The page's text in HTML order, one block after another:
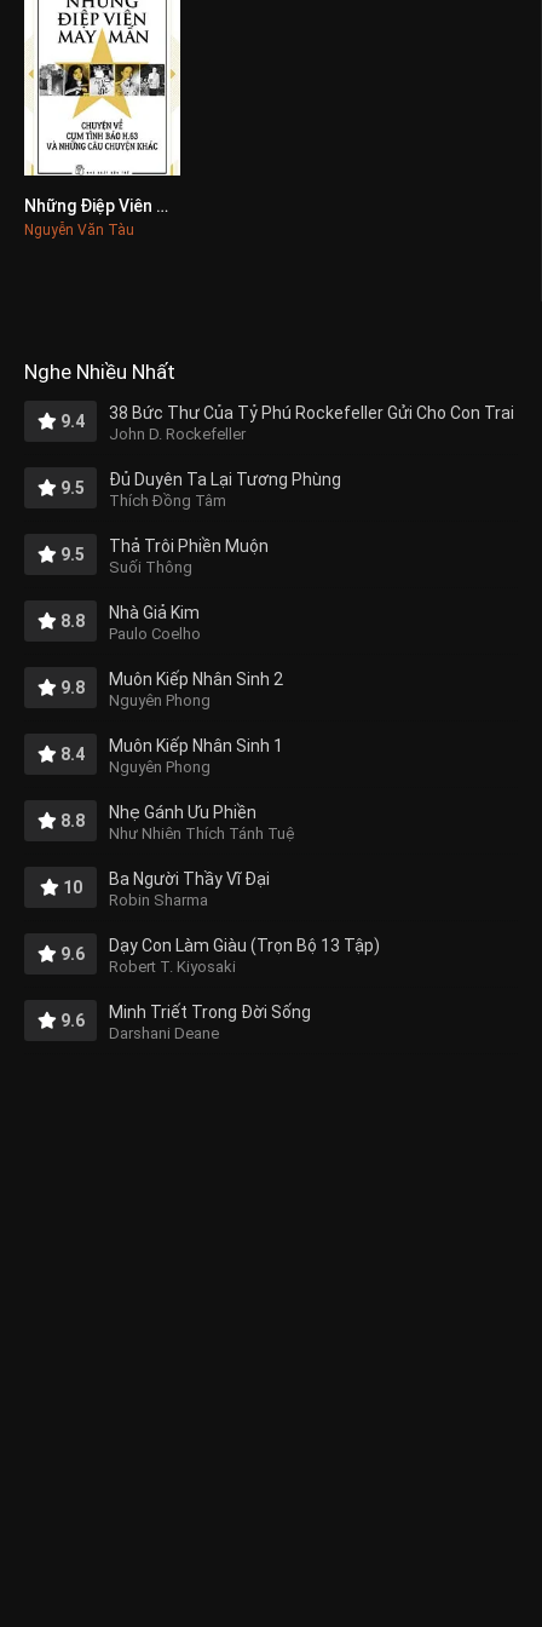
0
Những Điệp Viên May Mắn
Nguyễn Văn Tàu
Nghe Nhiều Nhất
9.4 38 Bức Thư Của Tỷ Phú Rockefeller Gửi Cho Con Trai
John D. Rockefeller
9.5 Đủ Duyên Ta Lại Tương Phùng
Thích Đồng Tâm
9.5 Thả Trôi Phiền Muộn
Suối Thông
8.8 Nhà Giả Kim
Paulo Coelho
9.8 Muôn Kiếp Nhân Sinh 2
Nguyên Phong
8.4 Muôn Kiếp Nhân Sinh 1
Nguyên Phong
8.8 Nhẹ Gánh Ưu Phiền
Như Nhiên Thích Tánh Tuệ
10 Ba Người Thầy Vĩ Đại
Robin Sharma
9.6 Dạy Con Làm Giàu (Trọn Bộ 13 Tập)
Robert T. Kiyosaki
9.6 Minh Triết Trong Đời Sống
Darshani Deane